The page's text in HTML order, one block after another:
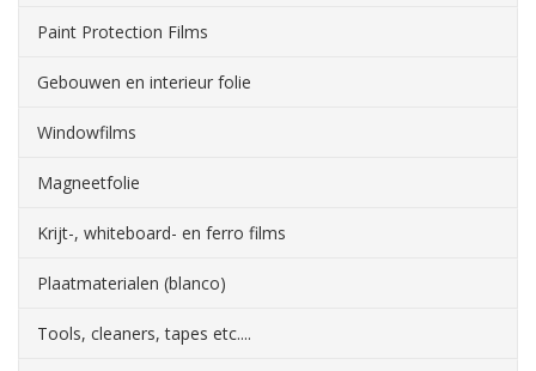
Paint Protection Films
Gebouwen en interieur folie
Windowfilms
Magneetfolie
Krijt-, whiteboard- en ferro films
Plaatmaterialen (blanco)
Tools, cleaners, tapes etc....